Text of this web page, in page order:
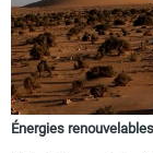
Énergies